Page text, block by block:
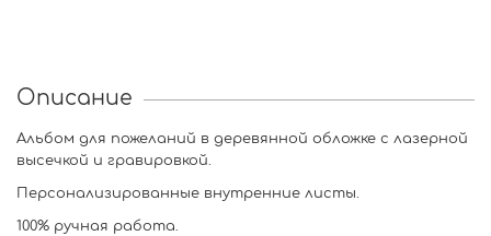
Описание
Альбом для пожеланий в деревянной обложке с лазерной
высечкой и гравировкой.
Персонализированные внутренние листы.
100% ручная работа.